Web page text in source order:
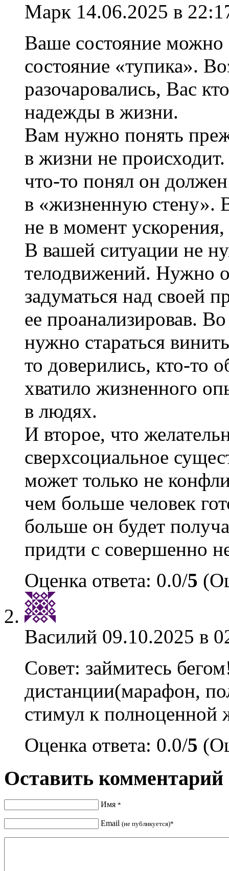
Марк 14.06.2025 в
Ваше состояние можно
состояние «тупика».
разочаровались, Вас
надежды в жизни.
Вам нужно понять
в жизни не
что-то понял он должен
в «жизненную стену».
не в момент
В вашей ситуации не
телодвижений. Нужно
задуматься над своей
ее проанализировав.
нужно стараться
то доверились, кто-то
хватило жизненного
в людях.
И второе, что
сверхсоциальное
может только не
чем больше человек
больше он будет
придти с совершенно
Оценка ответа: 0.0/5
Василий 09.10.2025 в
Совет: займитесь
дистанции(марафон,
стимул к полноценной
Оценка ответа: 0.0/5
Оставить комментарий
Имя *
Email (не публикуется)*